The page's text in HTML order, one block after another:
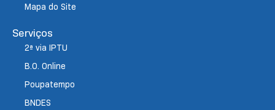
Mapa do Site
Serviços
2ª via IPTU
B.O. Online
Poupatempo
BNDES